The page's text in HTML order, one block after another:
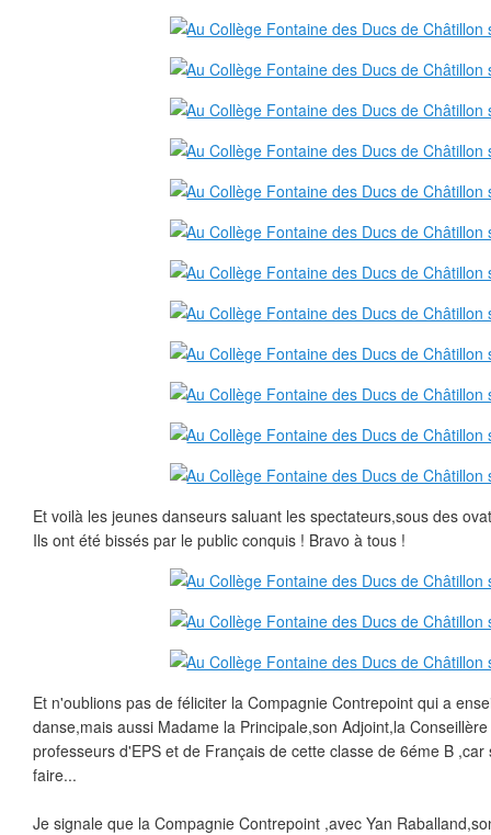
Et voilà les jeunes danseurs saluant les spectateurs,sous des
Ils ont été bissés par le public conquis ! Bravo à tous !
Et n'oublions pas de féliciter la Compagnie Contrepoint qui a
danse,mais aussi Madame la Principale,son Adjoint,la
professeurs d'EPS et de Français de cette classe de 6éme B
faire...
Je signale que la Compagnie Contrepoint ,avec Yan